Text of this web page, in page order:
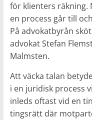
för klienters
en process går till
På advokatbyrån
advokat Stefan
Malmsten.
Att väcka talan
i en juridisk process
inleds oftast vid en
tingsrätt där